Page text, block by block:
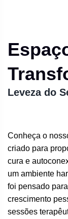
Leveza do
Conheça o
criado para
cura e
um ambiente
foi pensado
crescimento
sessões